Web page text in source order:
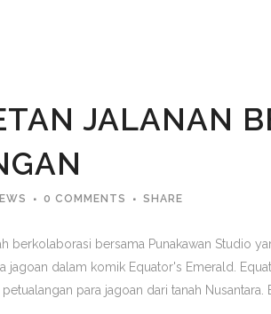
JALANAN
0 COMMENTS SHARE
berkolaborasi bersama Punakawan Studio
jagoan dalam komik Equator's Emerald.
para jagoan dari tanah Nusantara.